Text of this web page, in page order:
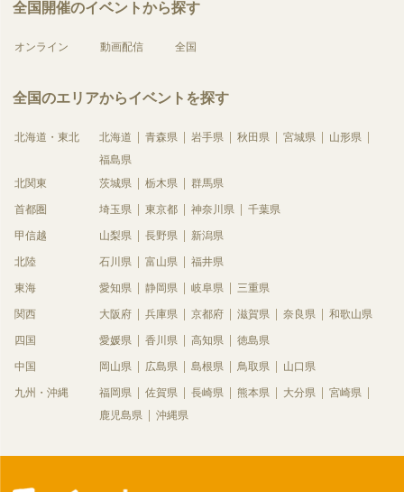
全国開催のイベントから探す
オンライン 動画配信 全国
全国のエリアからイベントを探す
北海道・東北 北海道 青森県 岩手県 秋田県 宮城県
山形県
福島県
北関東
茨城県 栃木県 群馬県
首都圏 埼玉県 東京都 神奈川県 千葉県
甲信越 山梨県 長野県 新潟県
北陸 石川県 富山県 福井県
東海 愛知県 静岡県 岐阜県 三重県
関西 大阪府 兵庫県 京都府 滋賀県 奈良県 和歌山県
四国 愛媛県 香川県 高知県 徳島県
中国 岡山県 広島県 島根県 鳥取県 山口県
九州・沖縄 福岡県 佐賀県 長崎県 熊本県 大分県
宮崎県
鹿児島県
沖縄県